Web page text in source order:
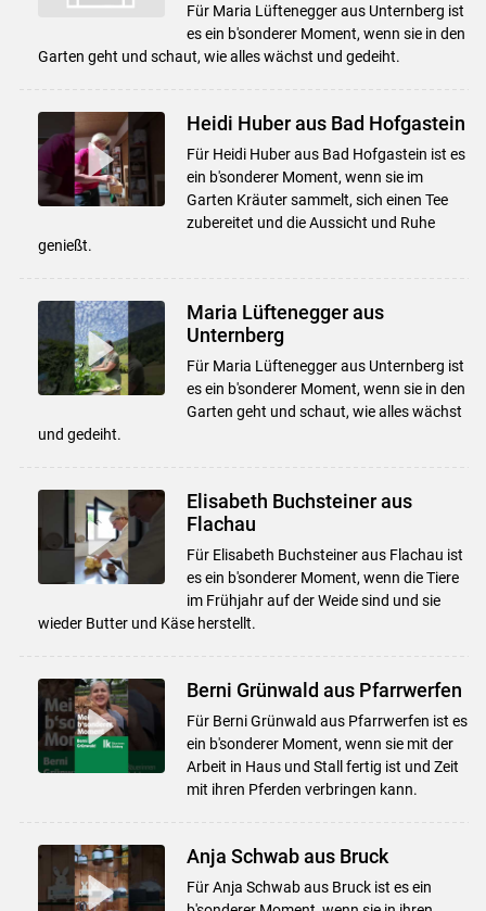
Skip to main content
Für Maria Lüftenegger aus Unternberg ist
es ein b'sonderer Moment, wenn sie in den
Garten geht und schaut, wie alles wächst und gedeiht.
Heidi Huber aus Bad Hofgastein
Für Heidi Huber aus Bad Hofgastein ist es
ein b'sonderer Moment, wenn sie im
Garten Kräuter sammelt, sich einen Tee
zubereitet und die Aussicht und Ruhe
genießt.
Maria Lüftenegger aus
Unternberg
Für Maria Lüftenegger aus Unternberg ist
es ein b'sonderer Moment, wenn sie in den
Garten geht und schaut, wie alles wächst
und gedeiht.
Elisabeth Buchsteiner aus
Flachau
Für Elisabeth Buchsteiner aus Flachau ist
es ein b'sonderer Moment, wenn die Tiere
im Frühjahr auf der Weide sind und sie
wieder Butter und Käse herstellt.
Berni Grünwald aus Pfarrwerfen
Für Berni Grünwald aus Pfarrwerfen ist es
ein b'sonderer Moment, wenn sie mit der
Arbeit in Haus und Stall fertig ist und Zeit
mit ihren Pferden verbringen kann.
Anja Schwab aus Bruck
Für Anja Schwab aus Bruck ist es ein